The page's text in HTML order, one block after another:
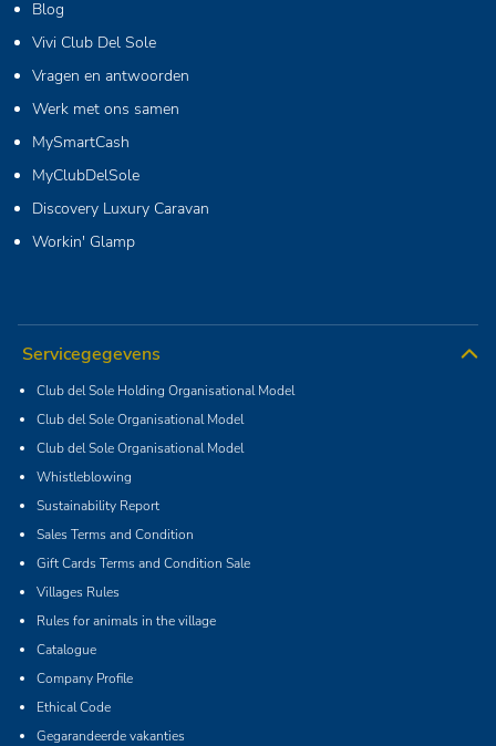
Blog
Vivi Club Del Sole
Vragen en antwoorden
Werk met ons samen
MySmartCash
MyClubDelSole
Discovery Luxury Caravan
Workin' Glamp
Servicegegevens
Club del Sole Holding Organisational Model
Club del Sole Organisational Model
Club del Sole Organisational Model
Whistleblowing
Sustainability Report
Sales Terms and Condition
Gift Cards Terms and Condition Sale
Villages Rules
Rules for animals in the village
Catalogue
Company Profile
Ethical Code
Gegarandeerde vakanties